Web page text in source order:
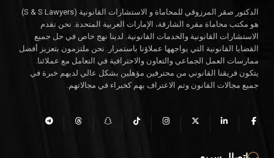
الدكتور صقر المرزوقي للمحاماة و الاستشارات القانونية (S & S Lawyers)
هو مكتب محاماة مقره الشارقة، الإمارات العربية المتحدة. نحن نقدم
الاستشارات القانونية والخدمات القانونية. لدينا نهج خاص في حل جميع
القضايا القانونية التي يواجهها عملاؤنا باستمرار. نحن ملتزمون بتعزيز أفضل
ممارسات العمل الجماعي والتعاون والاحترافية في التعامل مع عملائنا.
يتكون فريقنا القانوني من محترفين مؤهلين بشكل عالي لديهم خبرة في
جميع مجالات القانون وتم الاعتراف بهم كخبراء في مجالاتهم.